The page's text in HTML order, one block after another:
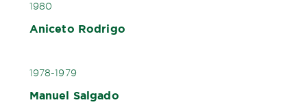
1980
Aniceto Rodrigo
1978-1979
Manuel Salgado